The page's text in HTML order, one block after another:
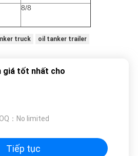
8/8
truck oil tanker trailer
giá tốt nhất cho
： No limited
Tiếp tục